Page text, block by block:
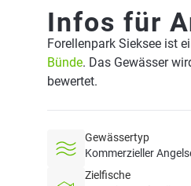
Infos für
Forellenpark Sieksee ist
Bünde. Das Gewässer
bewertet.
Gewässertyp
Kommerzieller
Zielfische